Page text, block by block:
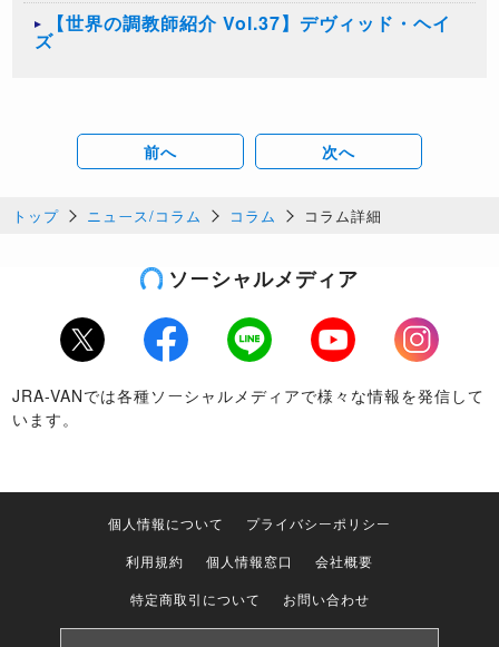
【世界の調教師紹介 Vol.37】デヴィッド・ヘイ
ズ
前へ 次へ
トップ ニュース/コラム コラム コラム詳細
ソーシャルメディア
Twitter Facebook LINE Youtube
Instagram
JRA-VANでは各種ソーシャルメディアで様々な情報を発信して
います。
個人情報について
プライバシーポリシー
利用規約
個人情報窓口
会社概要
特定商取引について
お問い合わせ